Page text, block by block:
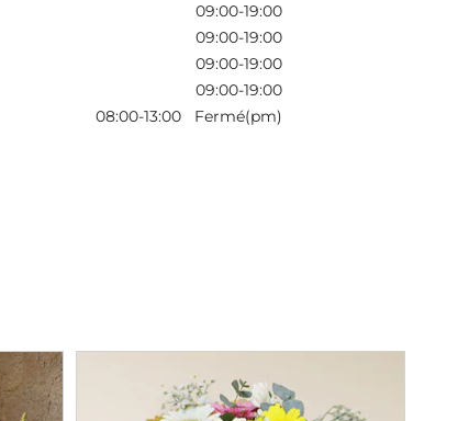
09:00-19:00
09:00-19:00
09:00-19:00
09:00-19:00
08:00-13:00 Fermé(pm)